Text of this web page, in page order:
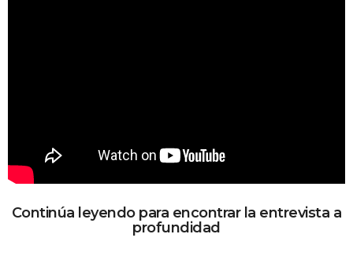
Continúa leyendo para encontrar la entrevista a
profundidad